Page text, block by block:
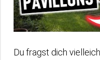
Du fragst dich